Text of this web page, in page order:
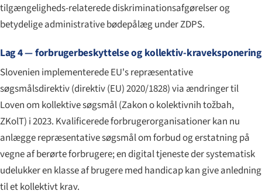
tilgængeligheds-relaterede diskriminationsafgørelser og
betydelige administrative bødepålæg under ZDPS.
Lag 4 — forbrugerbeskyttelse og kollektiv-kraveksponering
Slovenien implementerede EU's repræsentative
søgsmålsdirektiv (direktiv (EU) 2020/1828) via ændringer til
Loven om kollektive søgsmål (Zakon o kolektivnih tožbah,
ZKolT) i 2023. Kvalificerede forbrugerorganisationer kan nu
anlægge repræsentative søgsmål om forbud og erstatning på
vegne af berørte forbrugere; en digital tjeneste der systematisk
udelukker en klasse af brugere med handicap kan give anledning
til et kollektivt krav.